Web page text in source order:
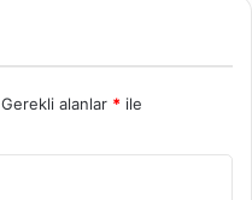
Gerekli alanlar * ile